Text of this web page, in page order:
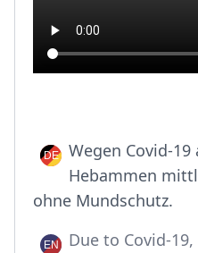
Wegen Covid-
Hebammen
ohne Mundschutz.
Due to Covid-